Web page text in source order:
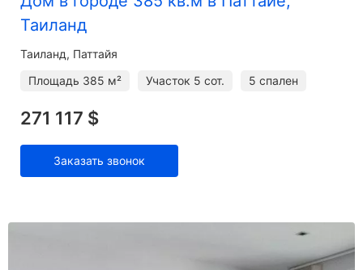
Таиланд
Таиланд, Паттайя
Площадь 385 м² Участок 5 сот. 5 спален
271 117 $
Заказать звонок